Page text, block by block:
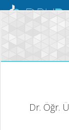
Dr. Öğr.